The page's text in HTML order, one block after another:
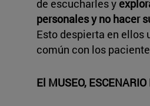
de escucharles y
personales y no hacer
Esto despierta en ellos
común con los
El MUSEO, ESCENARIO